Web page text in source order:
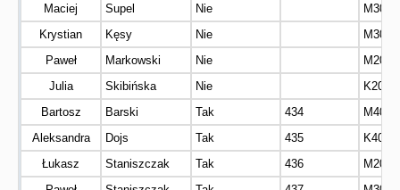
Maciej
Supel Nie
M30
Krystian
Kęsy Nie
M30
Paweł
Markowski Nie
M20
Julia
Skibińska Nie
K20
Bartosz
Barski Tak 434
M40
Aleksandra
Dojs Tak 435
K40
Łukasz
Staniszczak Tak 436
M20